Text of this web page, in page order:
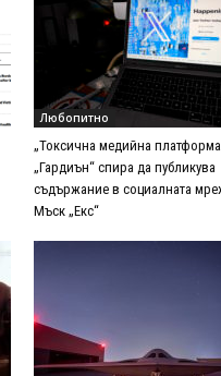
Любопитно
„Токсична медийна
„Гардиън“ спира да публикува
съдържание в социалната
Мъск „Екс“